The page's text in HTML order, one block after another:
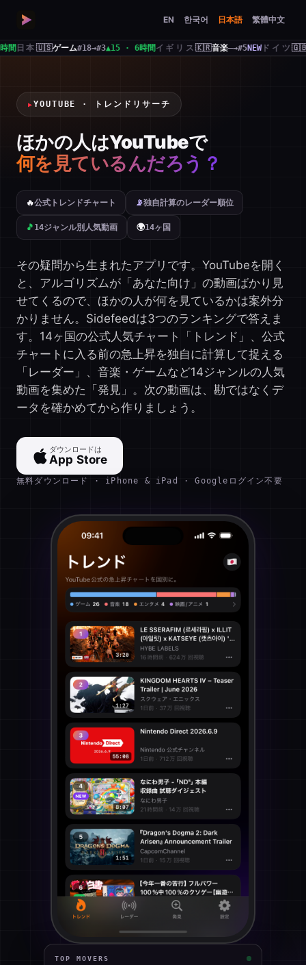
EN 한국어 日本語 繁體中文
🇺🇸 ゲーム#18→#3▲15 · 6時間イギリス🇰🇷 音楽—→#5NEWドイツ 🇬🇧 スポ
▶YOUTUBE · トレンドリサーチ
ほかの人はYouTubeで
何を見ているんだろう？
🔥公式トレンドチャート 📡独自計算のレーダー順位
🎵 14ジャンル別人気動画 🌍14ヶ国
その疑問から生まれたアプリです。YouTubeを開く
と、アルゴリズムが「あなた向け」の動画ばかり見
せてくるので、ほかの人が何を見ているかは案外分
かりません。Sidefeedは3つのランキングで答えま
す。14ヶ国の公式人気チャート「トレンド」、公式
チャートに入る前の急上昇を独自に計算して捉える
「レーダー」、音楽・ゲームなど14ジャンルの人気
動画を集めた「発見」。次の動画は、勘ではなくデ
ータを確かめてから作りましょう。
ダウンロードは
App Store
無料ダウンロード · iPhone & iPad · Googleログイン不要
TOP MOVERS